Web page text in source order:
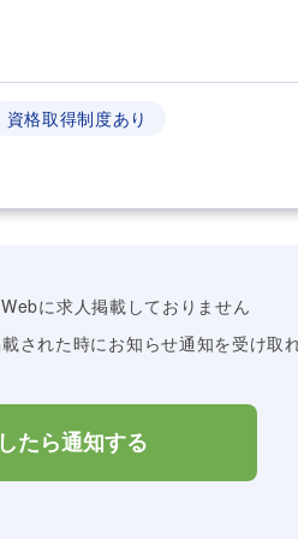
資格取得制度あり
に求人掲載しておりません
された時にお知らせ通知を受け取
たら通知する